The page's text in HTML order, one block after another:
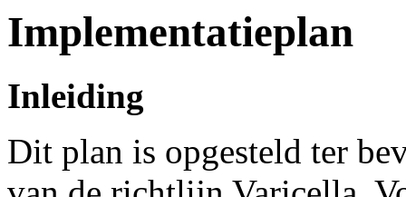
Implementatieplan
Inleiding
Dit plan is opgesteld ter